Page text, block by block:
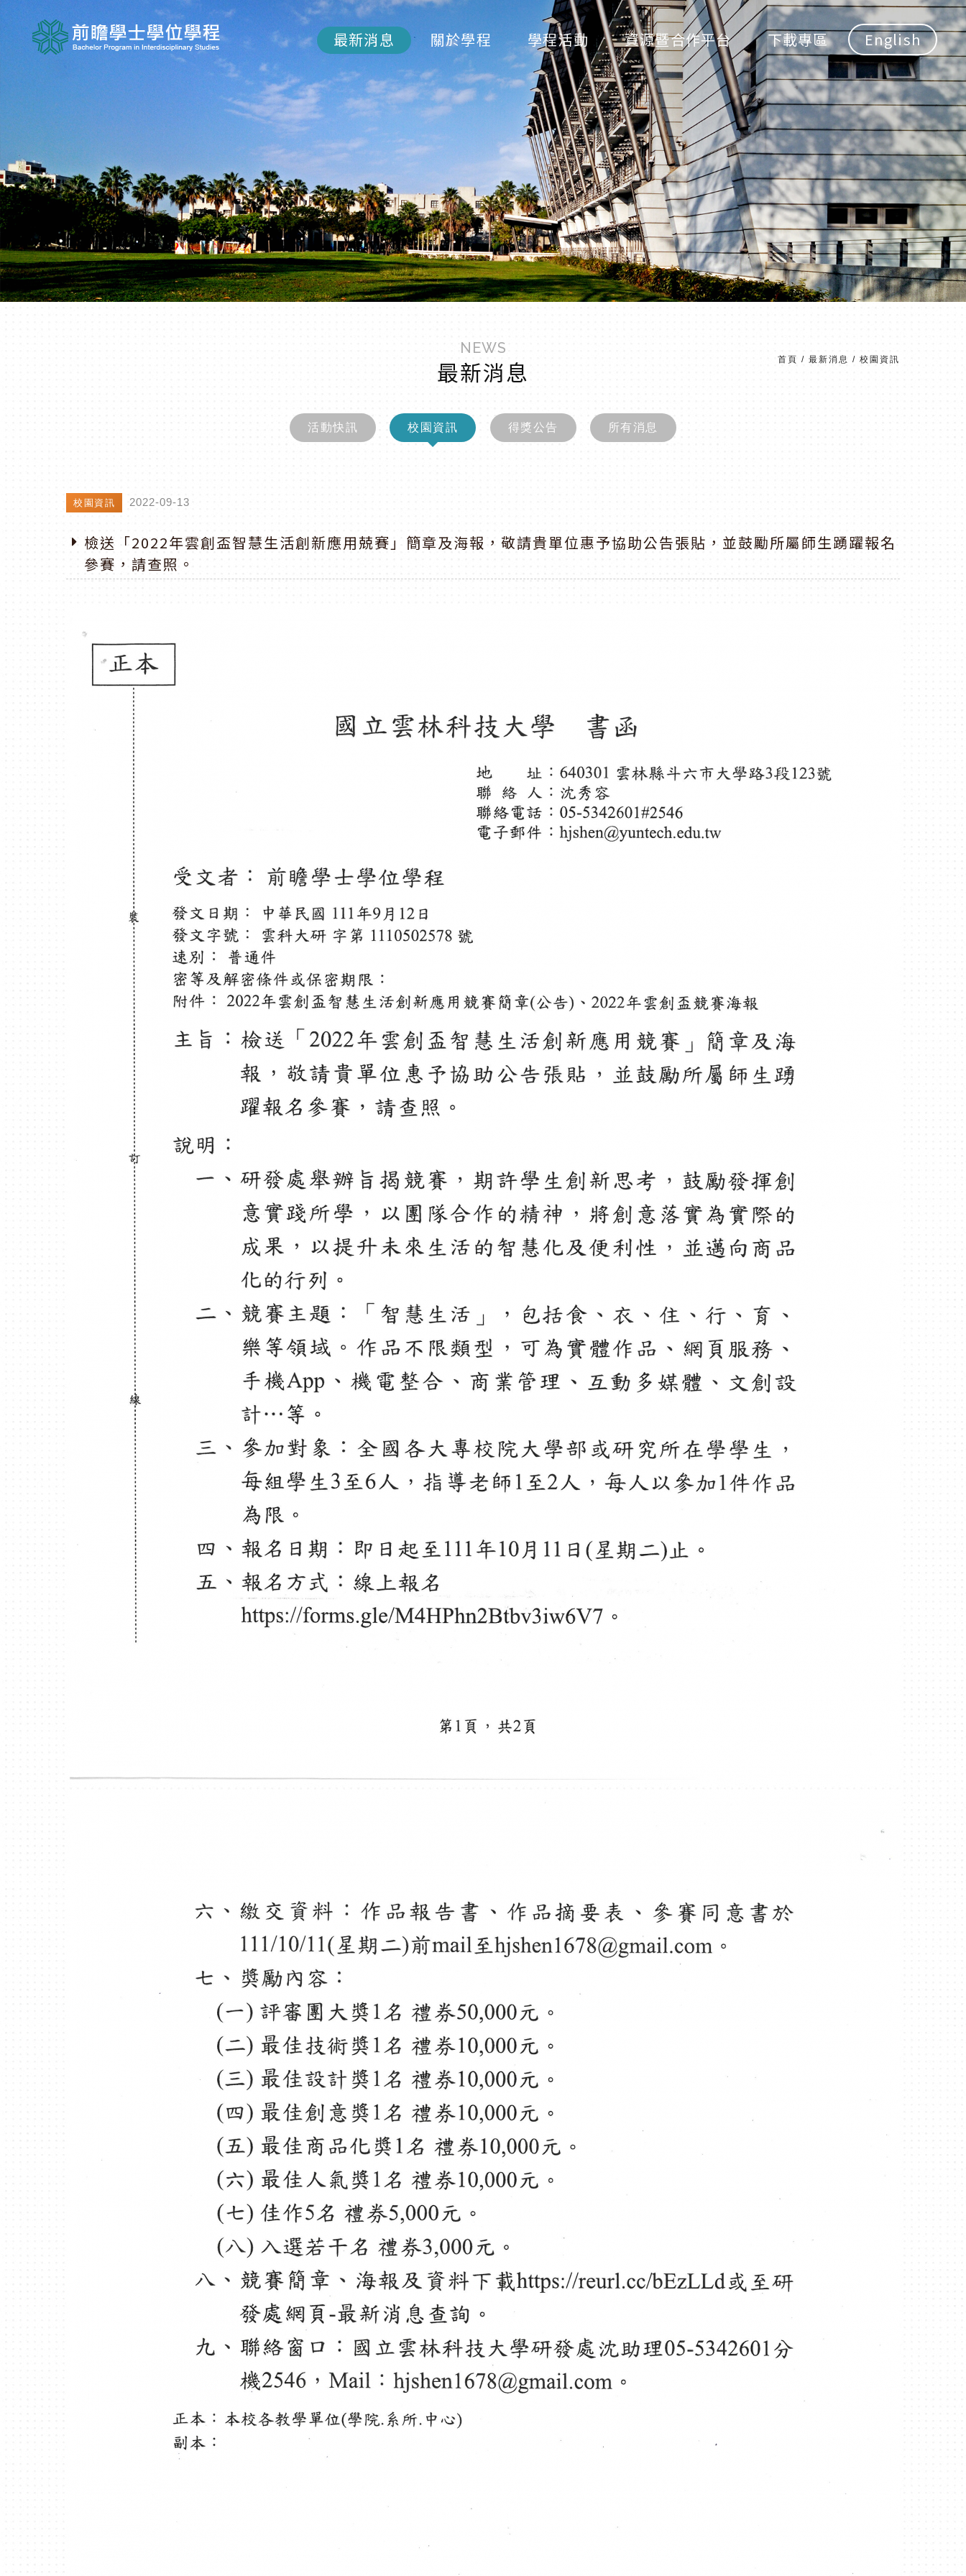
最新消息 關於學程 學程活動 資源暨合作平台 下載專區 English
NEWS
最新消息
活動快訊 校園資訊 得獎公告 所有消息
校園資訊 2022-09-13
檢送「2022年雲創盃智慧生活創新應用兢賽」簡章及海報，敬請貴單位惠予協助公告張貼，並鼓勵所屬師生踴躍報名
參賽，請查照。
首頁 / 最新消息 / 校園資訊